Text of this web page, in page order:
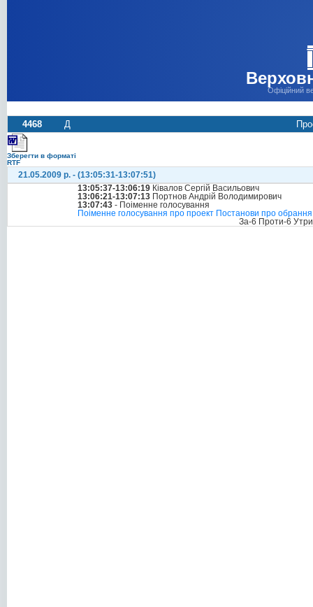
Офіційний
4468 Д
Зберегти в форматі
RTF
21.05.2009 р. - (13:05:31-13:07:51)
13:05:37-13:06:19 Ківалов Сергій Васильович
13:06:21-13:07:13 Портнов Андрій Володимирович
13:07:43 - Поіменне голосування
Поіменне голосування про проект Постанови про
За-6 Проти-6